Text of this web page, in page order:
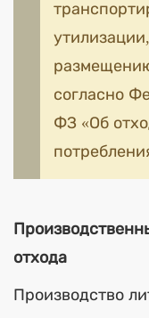
согласно
ФЗ «Об
отхода
Производство